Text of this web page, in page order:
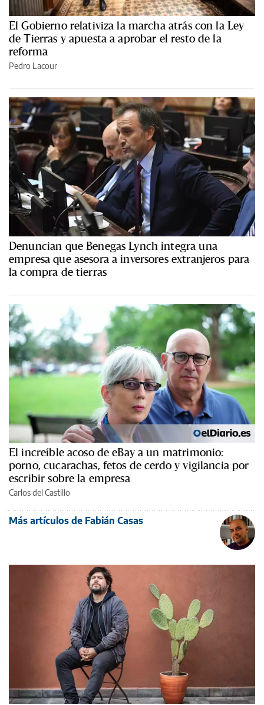
El Gobierno relativiza la marcha atrás con la Ley
de Tierras y apuesta a aprobar el resto de la
reforma
Pedro Lacour
Denuncian que Benegas Lynch integra una
empresa que asesora a inversores extranjeros para
la compra de tierras
El increíble acoso de eBay a un matrimonio:
porno, cucarachas, fetos de cerdo y vigilancia por
escribir sobre la empresa
Carlos del Castillo
Más artículos de Fabián Casas